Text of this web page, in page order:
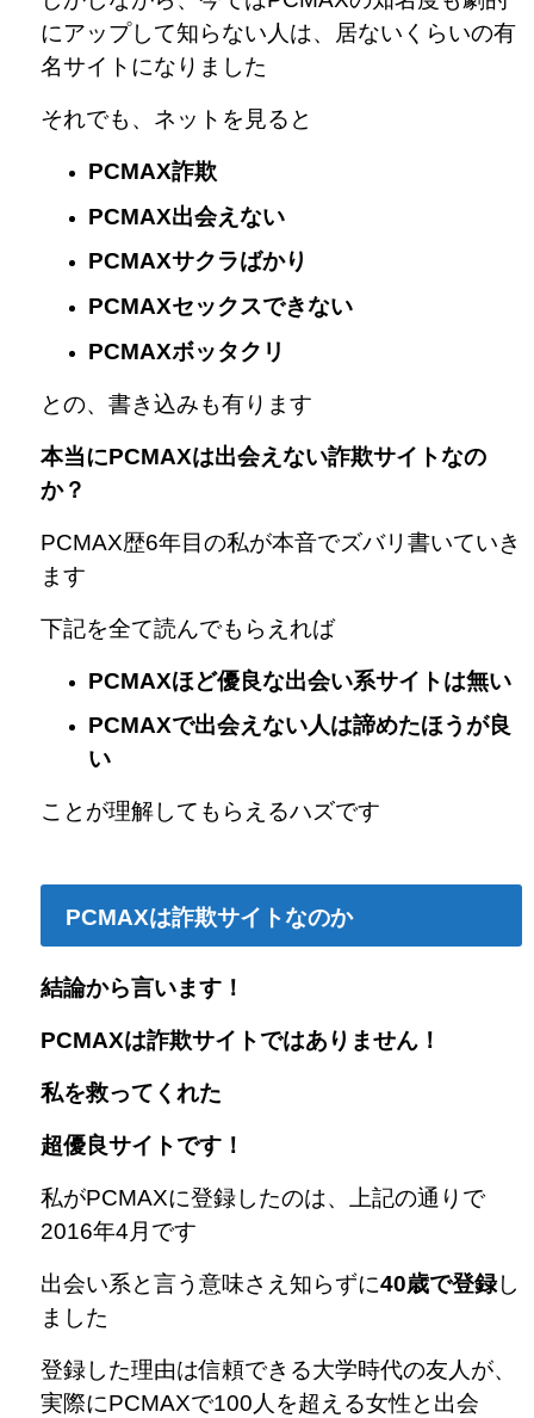
にアップして知らない人は、居ないくらいの有
名サイトになりました
それでも、ネットを見ると
PCMAX詐欺
PCMAX出会えない
PCMAXサクラばかり
PCMAXセックスできない
PCMAXボッタクリ
との、書き込みも有ります
本当にPCMAXは出会えない詐欺サイトなの
か？
PCMAX歴6年目の私が本音でズバリ書いていき
ます
下記を全て読んでもらえれば
PCMAXほど優良な出会い系サイトは無い
PCMAXで出会えない人は諦めたほうが良
い
ことが理解してもらえるハズです
PCMAXは詐欺サイトなのか
結論から言います！
PCMAXは詐欺サイトではありません！
私を救ってくれた
超優良サイトです！
私がPCMAXに登録したのは、上記の通りで
2016年4月です
出会い系と言う意味さえ知らずに40歳で登録し
ました
登録した理由は信頼できる大学時代の友人が、
実際にPCMAXで100人を超える女性と出会